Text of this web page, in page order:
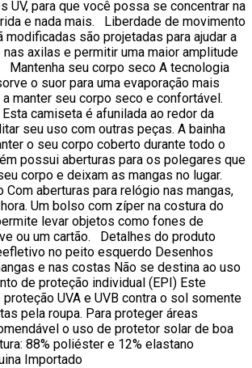
UV, para que você possa se concentrar na
e nada mais. Liberdade de movimento
modificadas são projetadas para ajudar a
axilas e permitir uma maior amplitude
Mantenha seu corpo seco A tecnologia
o suor para uma evaporação mais
a manter seu corpo seco e confortável.
camiseta é afunilada ao redor da
seu uso com outras peças. A bainha
o seu corpo coberto durante todo o
possui aberturas para os polegares que
corpo e deixam as mangas no lugar.
Com aberturas para relógio nas mangas,
Um bolso com zíper na costura do
levar objetos como fones de
ou um cartão. Detalhes do produto
no peito esquerdo Desenhos
e nas costas Não se destina ao uso
de proteção individual (EPI) Este
UVA e UVB contra o sol somente
pela roupa. Para proteger áreas
o uso de protetor solar de boa
88% poliéster e 12% elastano
Importado